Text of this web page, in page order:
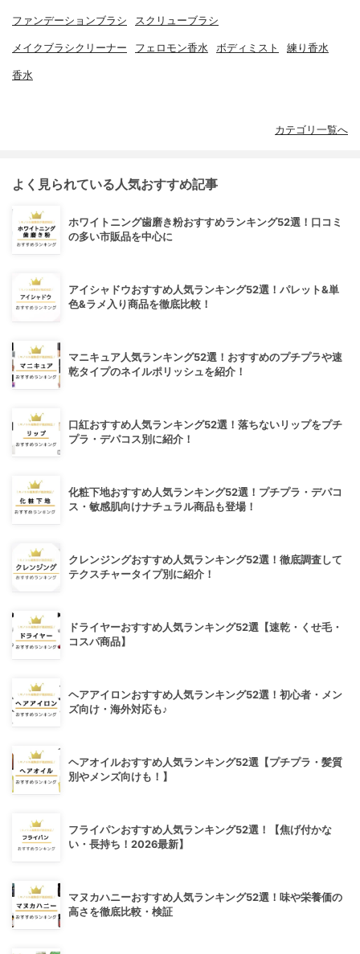
ファンデーションブラシ スクリューブラシ
メイクブラシクリーナー フェロモン香水 ボディミスト 練り香水
香水
カテゴリ一覧へ
よく見られている人気おすすめ記事
ホワイトニング歯磨き粉おすすめランキング52選！口コミ
の多い市販品を中心に
アイシャドウおすすめ人気ランキング52選！パレット&単
色&ラメ入り商品を徹底比較！
マニキュア人気ランキング52選！おすすめのプチプラや速
乾タイプのネイルポリッシュを紹介！
口紅おすすめ人気ランキング52選！落ちないリップをプチ
プラ・デパコス別に紹介！
化粧下地おすすめ人気ランキング52選！プチプラ・デパコ
ス・敏感肌向けナチュラル商品も登場！
クレンジングおすすめ人気ランキング52選！徹底調査して
テクスチャータイプ別に紹介！
ドライヤーおすすめ人気ランキング52選【速乾・くせ毛・
コスパ商品】
ヘアアイロンおすすめ人気ランキング52選！初心者・メン
ズ向け・海外対応も♪
ヘアオイルおすすめ人気ランキング52選【プチプラ・髪質
別やメンズ向けも！】
フライパンおすすめ人気ランキング52選！【焦げ付かな
い・長持ち！2026最新】
マヌカハニーおすすめ人気ランキング52選！味や栄養価の
高さを徹底比較・検証